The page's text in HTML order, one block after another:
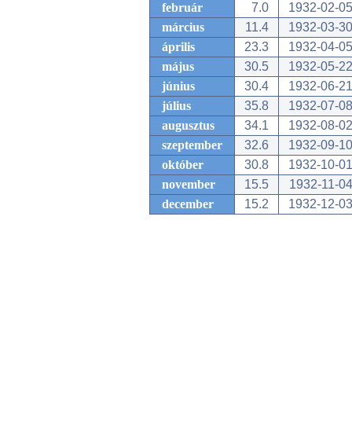
február
7.0
1932-02-05
március
11.4
1932-03-30
április
23.3
1932-04-05
május
30.5
1932-05-22
június
30.4
1932-06-21
július
35.8
1932-07-08
augusztus
34.1
1932-08-02
szeptember
32.6
1932-09-10
október
30.8
1932-10-01
november
15.5
1932-11-04
december
15.2 1932-12-03